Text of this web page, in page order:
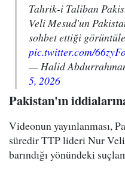
Tahrik-i Taliban
Veli Mesud'un
sohbet ettiği
pic.twitter.com/
— Halid
5, 2026
Pakistan'ın
Videonun yayınlanması,
süredir TTP lideri Nur
barındığı yönündeki